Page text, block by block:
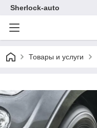
Sherlock-auto
Товары и услуги